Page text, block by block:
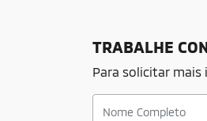
TRABALHE
Para solicitar